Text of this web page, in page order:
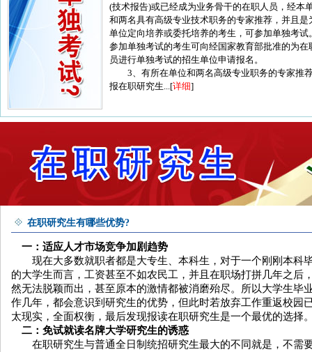
(技术报告)或已经成为业务骨干的在职人员，经本
和两名具有高级专业技术职务的专家推荐，并且是
单位定向培养或委托培养的考生，可参加单独考试
参加单独考试的考生可向经国家教育部批准的为在
员进行单独考试的招生单位申请报名。
3、有所在单位和两名高级专业职务的专家推
报在职研究生...[详细]
在职研究生有哪些优势?
一：适应人才市场竞争加剧趋势
现在大多数就职者都是大专生、本科生，对于一个刚刚本科
的大学生而言，工资甚至不如农民工，并且在职场打拼几年之后
然无法脱颖而出，甚至原本的激情都被消磨殆尽。所以大学生毕
作几年，都会意识到研究生的优势，但此时若放弃工作重返校园
太现实，全面权衡，最后发现报读在职研究生是一个最优的选择
二：免试就读名牌大学研究生的诱惑
在职研究生与普通全日制统招研究生最大的不同就是，不需